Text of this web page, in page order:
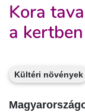
Kora
a kertben
Kültéri növények